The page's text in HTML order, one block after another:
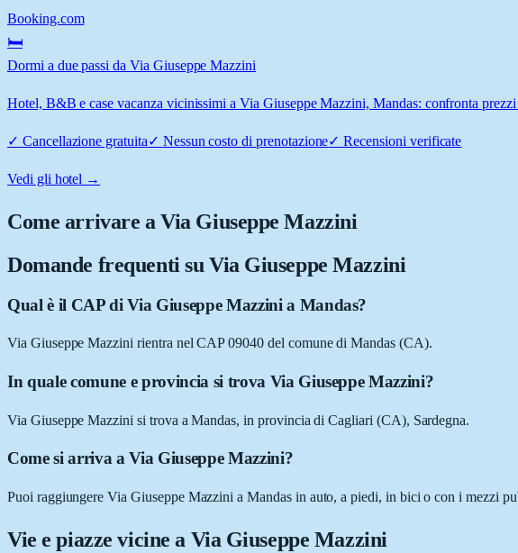
Booking.com
🛏️
Dormi a due passi da Via Giuseppe Mazzini
Hotel, B&B e case vacanza vicinissimi a Via Giuseppe Mazzini, Mandas: confronta
✓ Cancellazione gratuita✓ Nessun costo di prenotazione✓Recensioni verificate
Vedi gli hotel →
Come arrivare aVia Giuseppe Mazzini
Domande frequenti su Via Giuseppe Mazzini
Qual è il CAP di Via Giuseppe Mazzini a Mandas?
Via Giuseppe Mazzini rientra nel CAP 09040 del comune di Mandas (CA).
In quale comune e provincia si trova Via Giuseppe Mazzini?
Via Giuseppe Mazzini si trova a Mandas, in provincia di Cagliari (CA), Sardegna.
Come si arriva a Via Giuseppe Mazzini?
Puoi raggiungere Via Giuseppe Mazzini a Mandas in auto, a piedi, in bici o con i mezzi
Vie e piazze vicine a Via Giuseppe Mazzini